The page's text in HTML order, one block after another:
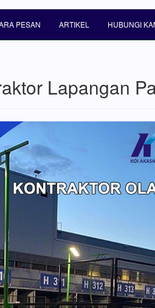
PESAN ARTIKEL HUBUNGI
Lapangan